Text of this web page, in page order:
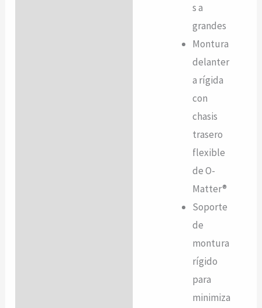
s a
grandes
Montura
delanter
a rígida
con
chasis
trasero
flexible
de O-
Matter®
Soporte
de
montura
rígido
para
minimiza